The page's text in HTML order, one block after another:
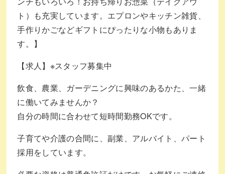
ト）も充実しています。エプロンやキッチン雑貨、
手作りかごなどギフトにぴったりな小物もありま
す。】
【求人】※スタッフ募集中
飲食、農業、ガーデニングに興味のあるかた、一緒
に働いてみませんか？
自分の時間に合わせて短時間勤務OKです。
子育てや介護の合間に、副業、アルバイト、パート
採用をしています。